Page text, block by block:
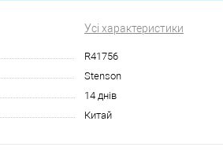
Усі характеристики
R41756
Stenson
14 днів
Китай